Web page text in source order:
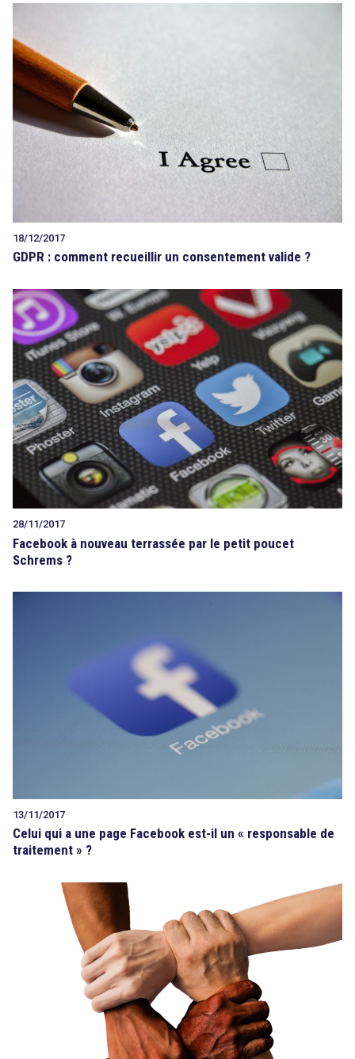
18/12/2017
GDPR : comment recueillir un consentement valide ?
28/11/2017
Facebook à nouveau terrassée par le petit poucet
Schrems ?
13/11/2017
Celui qui a une page Facebook est-il un « responsable de
traitement » ?